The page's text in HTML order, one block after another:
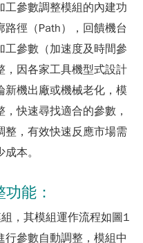
工參數調整模組的內建功
徑（Path），回饋機台
工參數（加速度及時間參
，因各家工具機型式設計
新機出廠或機械老化，模
快速尋找適合的參數，
整，有效快速反應市場需
本。
能：
，其模組運作流程如圖1
參數自動調整，模組中